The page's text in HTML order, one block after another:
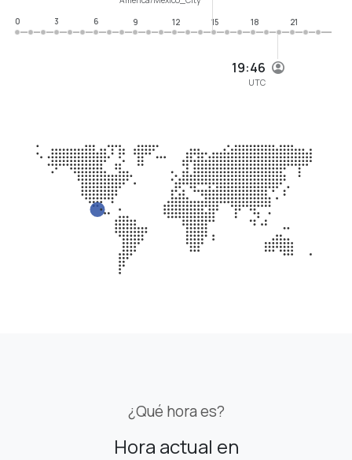
19:46
UTC
0
3 6 9 12 15 18 21
¿Qué hora es?
Hora actual en